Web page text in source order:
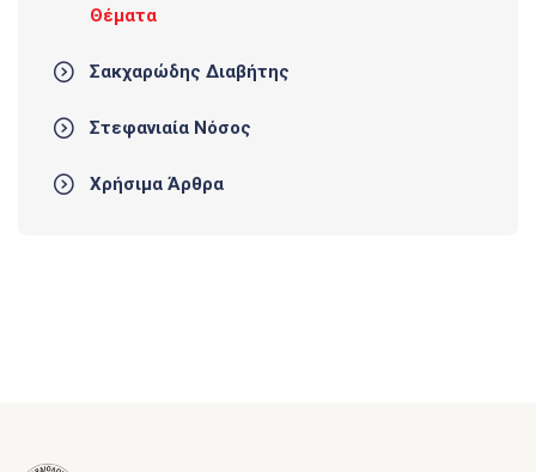
Θέματα
Σακχαρώδης Διαβήτης
Στεφανιαία Νόσος
Χρήσιμα Άρθρα